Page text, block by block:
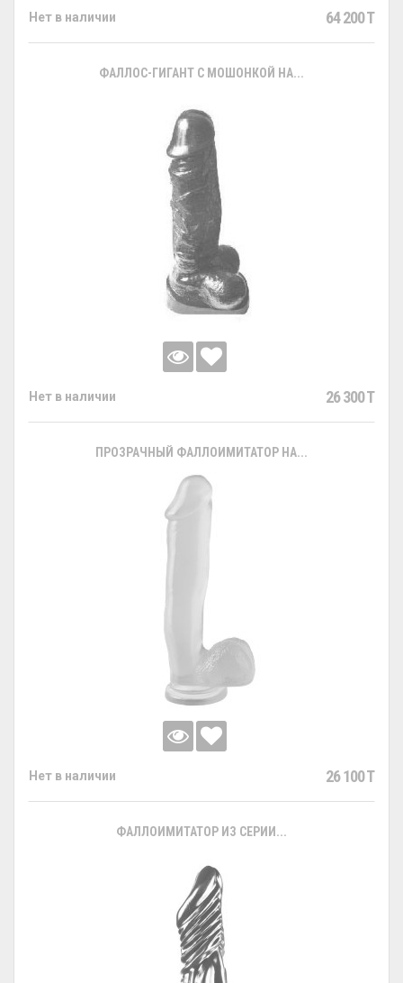
Нет в наличии 64 200 T
ФАЛЛОС-ГИГАНТ С МОШОНКОЙ НА...
Нет в наличии 26 300 T
ПРОЗРАЧНЫЙ ФАЛЛОИМИТАТОР НА...
Нет в наличии 26 100 T
ФАЛЛОИМИТАТОР ИЗ СЕРИИ...